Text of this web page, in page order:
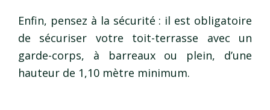
Enfin, pensez à la sécurité : il est obligatoire
de sécuriser votre toit-terrasse avec un
garde-corps, à barreaux ou plein, d’une
hauteur de 1,10 mètre minimum.